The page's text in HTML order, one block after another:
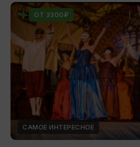
ОТ 3300₽
САМОЕ ИНТЕРЕСНОЕ